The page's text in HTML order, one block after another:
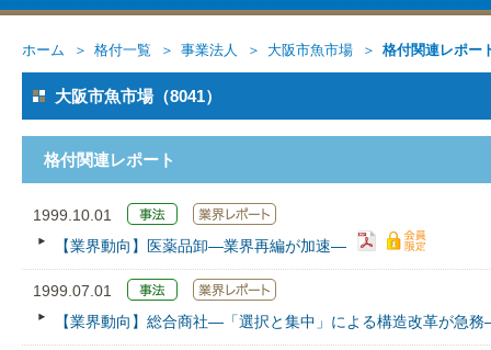
ホーム 格付一覧 事業法人 大阪市魚市場 格付関連レポー
大阪市魚市場（8041）
格付関連レポート
1999.10.01
【業界動向】医薬品卸―業界再編が加速―
1999.07.01
【業界動向】総合商社―「選択と集中」による構造改革が急